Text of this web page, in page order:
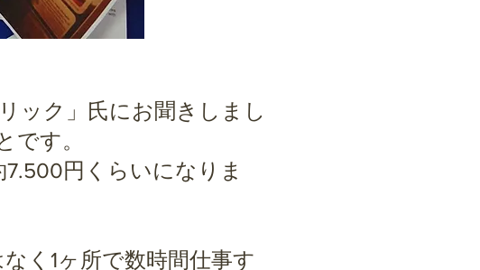
ック」氏にお聞きしまし
です。
円くらいになりま
く1ヶ所で数時間仕事す